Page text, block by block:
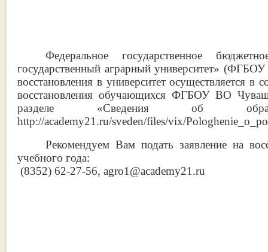
Федеральное государственное
государственный аграрный университет»
восстановления в университет осуществляется
восстановления обучающихся ФГБОУ ВО
разделе «Сведения об
http://academy21.ru/sveden/files/vix/
Рекомендуем Вам подать заявление на
учебного года:
(8352) 62-27-56, agro1@academy21.ru